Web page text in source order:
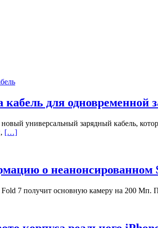
кабель для одновременной
универсальный зарядный кабель,
[…]
о неанонсированном
Fold 7 получит основную камеру на 200 Мп.